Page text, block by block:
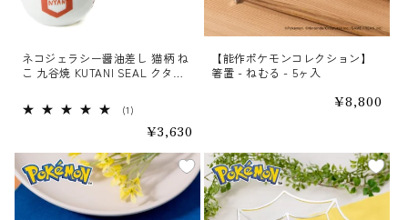
ネコジェラシー醤油差し 猫柄 ね
こ 九谷焼 KUTANI SEAL クタニ
(1)
ー
数
の
合
計
通
価
格
¥3,630
【能作ポケモンコレクション】
箸置 - ねむる - 5ヶ入
通
¥8,800